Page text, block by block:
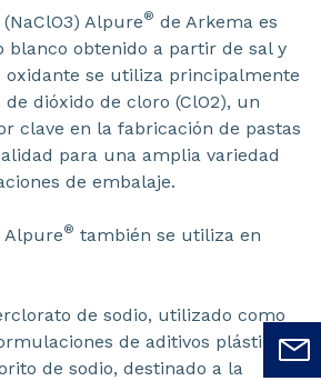
Alpure® de Arkema es
blanco obtenido a partir de sal y
oxidante se utiliza principalmente
dióxido de cloro (ClO2), un
clave en la fabricación de pastas
para una amplia variedad
de embalaje.
Alpure® también se utiliza en
de sodio, utilizado como
de aditivos plásticos
de sodio, destinado a la